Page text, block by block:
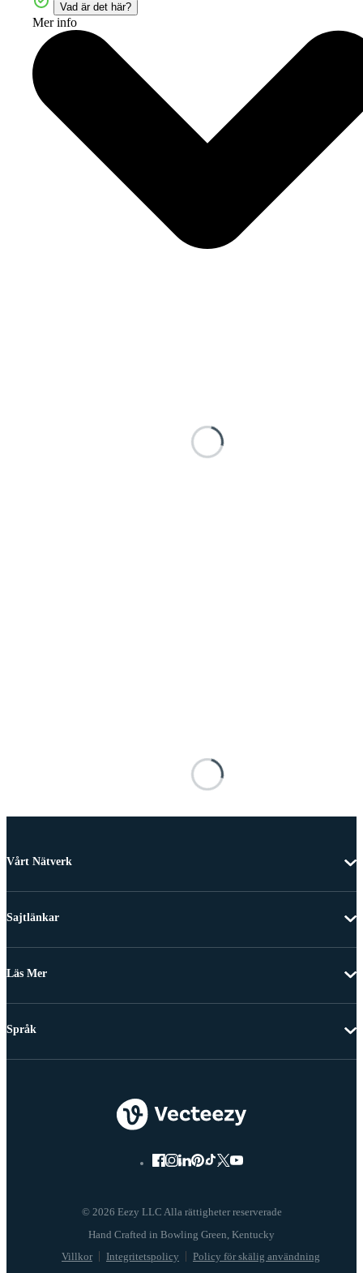
Vad är det här?
Mer info
Vårt Nätverk
Sajtlänkar
Läs Mer
© 2026 Eezy LLC Alla rättigheter reserverade
Villkor Integritetspolicy Policy för skälig användning
Språk